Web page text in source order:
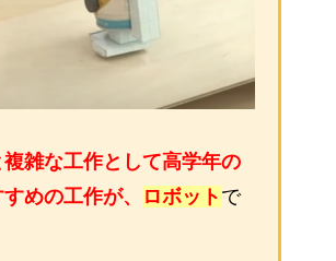
雑な工作として高学年の
めの工作が、
ロボット で